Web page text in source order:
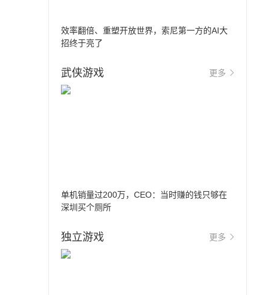
效率翻倍、重塑开放世界，索尼第一方的AI大
招终于亮了
武侠游戏 更多
单机销量过200万，CEO：当时赚的钱只够在
深圳买个厕所
独立游戏 更多